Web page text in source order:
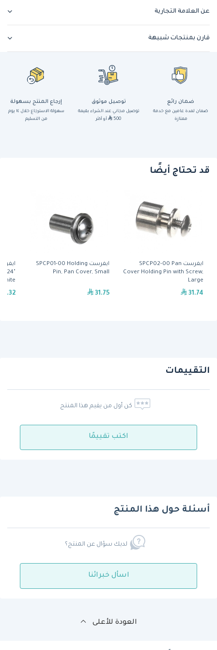
عن العلامة التجارية
قارن بمنتجات شبيهة
ضمان رائع
ضمان لمدة عامين مع خدمة
ممتازة
توصيل موثوق
توصيل مجاني عند الشراء بقيمة
500
أو أكثر
إرجاع المنتج بسهولة
سهولة الاسترجاع خلال ١٤ يوم
من التسليم
قد تحتاج أيضًا
ايفرست SPCP02-00 Pan
Cover Holding Pin with Screw,
Large
31.74
ايفرست SPCP01-00 Holding
Pin, Pan Cover, Small
31.75
x 24"
التقييمات
كن أول من يقيم هذا المنتج
اكتب تقييمًا
أسئلة حول هذا المنتج
لديك سؤال عن المنتج؟
اسأل خبرائنا
العودة للأعلى